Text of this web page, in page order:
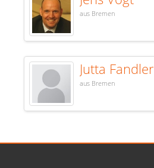
aus Bremen
Jutta Fandler
aus Bremen